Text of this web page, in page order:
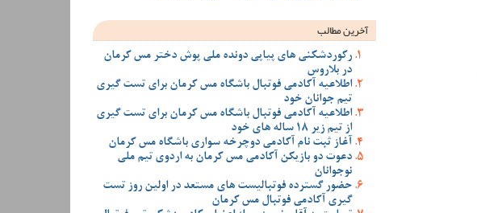
آخرین مطالب
رکوردشکنی های پیاپی دونده ملی پوش دختر مس کرمان
در بلاروس
اطلاعیه آکادمی فوتبال باشگاه مس کرمان برای تست گیری
تیم جوانان خود
اطلاعیه آکادمی فوتبال باشگاه مس کرمان برای تست گیری
از تیم زیر 18 ساله های خود
آغاز ثبت نام آکادمی دوچرخه سواری باشگاه مس کرمان
دعوت دو بازیکن آکادمی مس کرمان به اردوی تیم ملی
نوجوانان
حضور گسترده فوتبالیست های مستعد در اولین روز تست
گیری آکادمی فوتبال مس کرمان